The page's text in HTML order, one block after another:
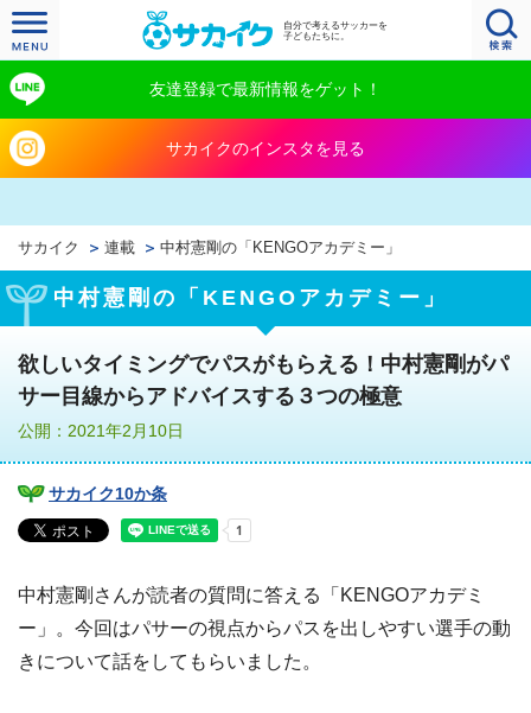
自分で考えるサッカーを
子どもたちに。
友達登録で最新情報をゲット！
サカイクのインスタを見る
サカイク 連載 中村憲剛の「KENGOアカデミー」
中村憲剛の「KENGOアカデミー」
欲しいタイミングでパスがもらえる！中村憲剛がパ
サー目線からアドバイスする３つの極意
公開：2021年2月10日
サカイク10か条
中村憲剛さんが読者の質問に答える「KENGOアカデミ
ー」。今回はパサーの視点からパスを出しやすい選手の動
きについて話をしてもらいました。